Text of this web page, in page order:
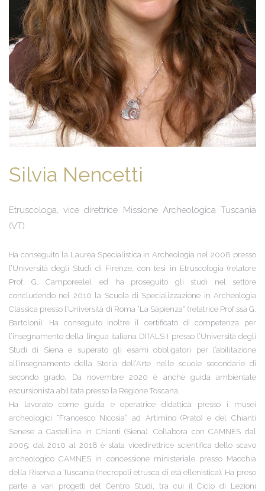
Silvia Nencetti
Etruscologa, vice direttrice Missione Archeologica Tuscania
(VT)
Ha conseguito la Laurea Specialistica in Archeologia nel 2008 presso
l’Università degli Studi di Firenze, con tesi in Etruscologia (relatore
Prof. G. Camporeale), ed ha proseguito gli studi nel settore
concludendo nel 2010 la Scuola di Specializzazione in Archeologia
Classica presso l’Università di Roma “La Sapienza” (relatrice Prof.ssa G.
Bartoloni). Ha conseguito inoltre il certificato di competenza per
l’insegnamento della lingua italiana DITALS I presso l’Università degli
Studi di Siena e superato gli esami obbligatori per l’abilitazione
all’insegnamento della Storia dell’Arte nelle scuole secondarie di
secondo grado. Da novembre 2020 è anche guida ambientale
escursionista abilitata presso la Regione Toscana.
Ha lavorato come guida e operatrice didattica presso i musei
archeologici “Francesco Nicosia” ad Artimino (Prato) e del Chianti
Senese a Castellina in Chianti (Siena). Collabora con CAMNES dal
2005; dal 2010 al 2018 è stata vicedirettrice scientifica dello scavo
archeologico CAMNES in concessione ministeriale presso Macchia
della Riserva a Tuscania (necropoli etrusca di età ellenistica). Ha preso
parte a vari progetti del Centro Studi, tra cui il Ciclo di Lezioni